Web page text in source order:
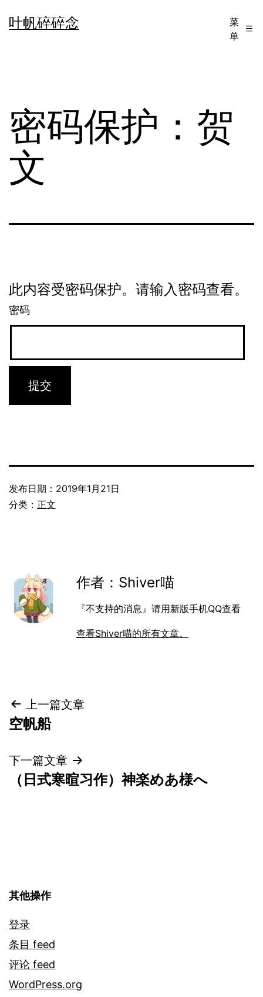
至叶帆碎碎念
菜
单
密码保护：贺
文
此内容受密码保护。请输入密码查看。
密码
发布日期： 2019年1月21日
分类： 正文
作者：Shiver喵
『不支持的消息』请用新版手机QQ查看
查看Shiver喵的所有文章。
文
章
导
航
上一篇文章
空帆船
下一篇文章
（日式寒暄习作）神楽めあ様へ
其他操作
登录
条目 feed
评论 feed
WordPress.org